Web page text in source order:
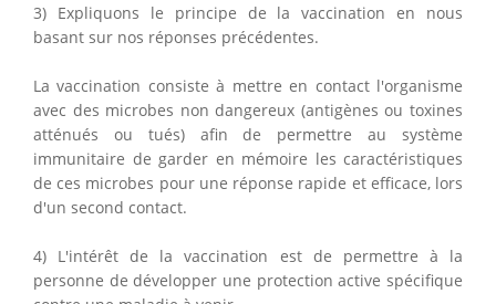
3) Expliquons le principe de la vaccination en nous
basant sur nos réponses précédentes.
La vaccination consiste à mettre en contact l'organisme
avec des microbes non dangereux (antigènes ou toxines
atténués ou tués) afin de permettre au système
immunitaire de garder en mémoire les caractéristiques
de ces microbes pour une réponse rapide et efficace, lors
d'un second contact.
4) L'intérêt de la vaccination est de permettre à la
personne de développer une protection active spécifique